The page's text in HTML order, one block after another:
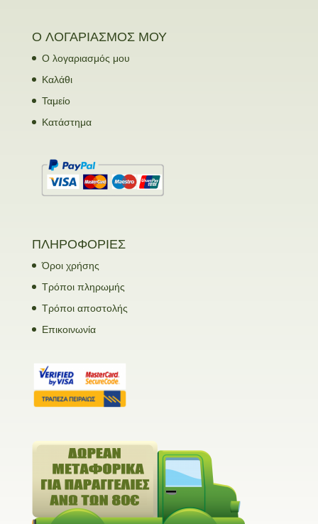
Ο ΛΟΓΑΡΙΑΣΜΟΣ ΜΟΥ
Ο λογαριασμός μου
Καλάθι
Ταμείο
Κατάστημα
ΠΛΗΡΟΦΟΡΙΕΣ
Όροι χρήσης
Τρόποι πληρωμής
Τρόποι αποστολής
Επικοινωνία